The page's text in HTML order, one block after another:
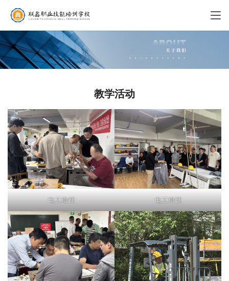
教学活动
电工培训 电工培训